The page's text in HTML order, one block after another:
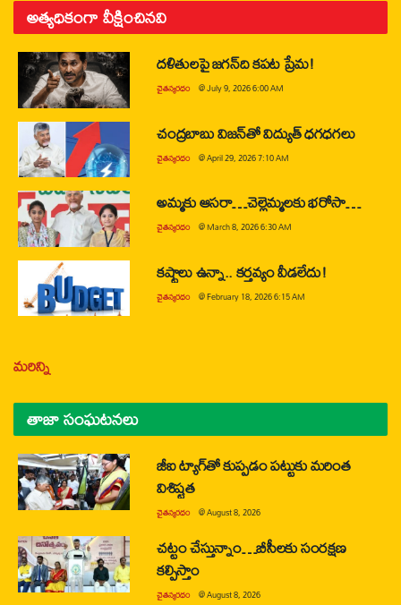
అత్యధికంగా వీక్షించినవి
దళితులపై జగన్‌ది కపట ప్రేమ!
చైతన్యరధం @July 9, 2026 6:00 AM
చంద్రబాబు విజన్‌తో విద్యుత్ ధగధగలు
చైతన్యరధం @April 29, 2026 7:10 AM
అమ్మకు ఆసరా…చెల్లెమ్మలకు భరోసా…
చైతన్యరధం @March 8, 2026 6:30 AM
కష్టాలు ఉన్నా.. కర్తవ్యం వీడలేదు!
చైతన్యరధం @February 18, 2026 6:15 AM
మరిన్ని
తాజా సంఘటనలు
జీఐ ట్యాగ్‌తో కుప్పడం పట్టుకు మరింత
విశిష్టత
చైతన్యరధం @August 8, 2026
చట్టం చేస్తున్నాం…బీసీలకు సంరక్షణ
కల్పిస్తాం
చైతన్యరధం @August 8, 2026